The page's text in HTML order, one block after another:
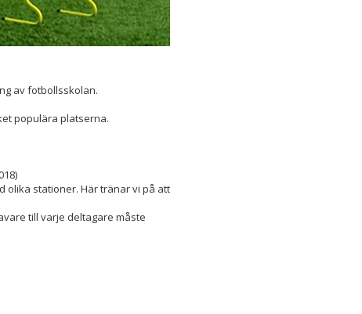
av fotbollsskolan.
populära platserna.
olika stationer. Här tränar vi på att
till varje deltagare måste